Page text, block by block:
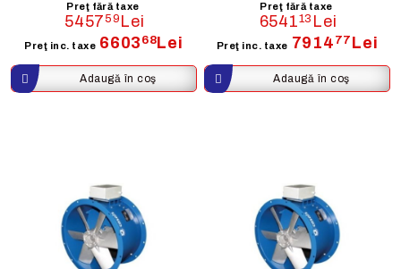
Preţ fără taxe
545759 Lei
Preţ inc. taxe 6603 68 Lei
Preţ fără taxe
654113 Lei
Preţ inc. taxe 7914 77 Lei